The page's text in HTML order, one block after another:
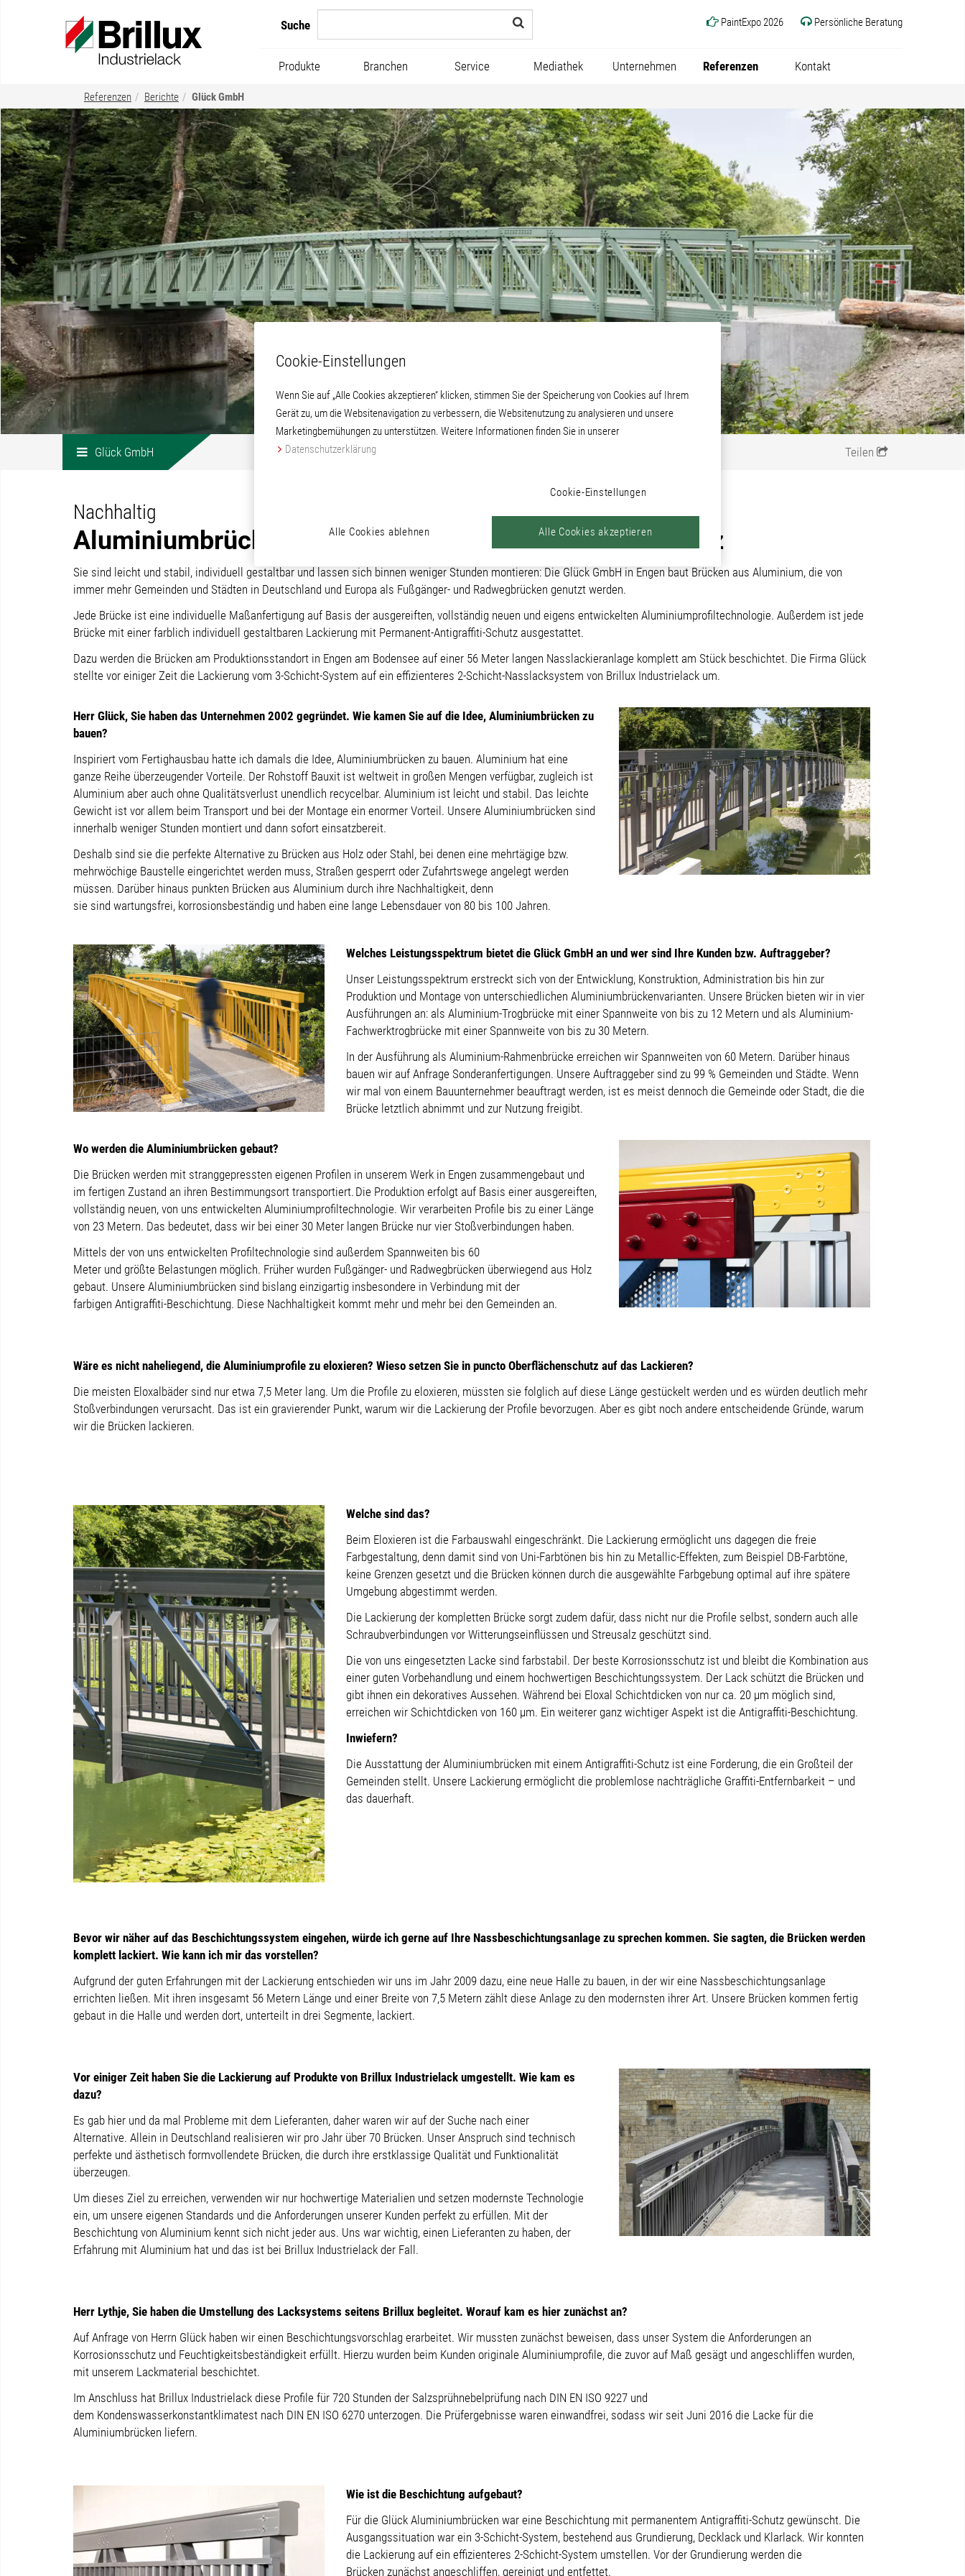
PaintExpo 2026 Persönliche Beratung
Suche
Produkte Branchen Service Mediathek Unternehmen Referenzen Kontakt
Referenzen Berichte Glück GmbH
Teilen
Glück GmbH
Nachhaltig
Aluminiumbrücken mit permanentem Antigraffiti-Schutz
Sie sind leicht und stabil, individuell gestaltbar und lassen sich binnen weniger Stunden montieren: Die Glück GmbH in Engen baut Brücken aus Aluminium, die von
immer mehr Gemeinden und Städten in Deutschland und Europa als Fußgänger- und Radwegbrücken genutzt werden.
Jede Brücke ist eine individuelle Maßanfertigung auf Basis der ausgereiften, vollständig neuen und eigens entwickelten Aluminiumprofiltechnologie. Außerdem ist jede
Brücke mit einer farblich individuell gestaltbaren Lackierung mit Permanent-Antigraffiti-Schutz ausgestattet.
Dazu werden die Brücken am Produktionsstandort in Engen am Bodensee auf einer 56 Meter langen Nasslackieranlage komplett am Stück beschichtet. Die Firma Glück
stellte vor einiger Zeit die Lackierung vom 3-Schicht-System auf ein effizienteres 2-Schicht-Nasslacksystem von Brillux Industrielack um.
Herr Glück, Sie haben das Unternehmen 2002 gegründet. Wie kamen Sie auf die Idee, Aluminiumbrücken zu
bauen?
Inspiriert vom Fertighausbau hatte ich damals die Idee, Aluminiumbrücken zu bauen. Aluminium hat eine
ganze Reihe überzeugender Vorteile. Der Rohstoff Bauxit ist weltweit in großen Mengen verfügbar, zugleich ist
Aluminium aber auch ohne Qualitätsverlust unendlich recycelbar. Aluminium ist leicht und stabil. Das leichte
Gewicht ist vor allem beim Transport und bei der Montage ein enormer Vorteil. Unsere Aluminiumbrücken sind
innerhalb weniger Stunden montiert und dann sofort einsatzbereit.
Deshalb sind sie die perfekte Alternative zu Brücken aus Holz oder Stahl, bei denen eine mehrtägige bzw.
mehrwöchige Baustelle eingerichtet werden muss, Straßen gesperrt oder Zufahrtswege angelegt werden
müssen. Darüber hinaus punkten Brücken aus Aluminium durch ihre Nachhaltigkeit, denn
sie sind wartungsfrei, korrosionsbeständig und haben eine lange Lebensdauer von 80 bis 100 Jahren.
Welches Leistungsspektrum bietet die Glück GmbH an und wer sind Ihre Kunden bzw. Auftraggeber?
Unser Leistungsspektrum erstreckt sich von der Entwicklung, Konstruktion, Administration bis hin zur
Produktion und Montage von unterschiedlichen Aluminiumbrückenvarianten. Unsere Brücken bieten wir in vier
Ausführungen an: als Aluminium-Trogbrücke mit einer Spannweite von bis zu 12 Metern und als Aluminium-
Fachwerktrogbrücke mit einer Spannweite von bis zu 30 Metern.
In der Ausführung als Aluminium-Rahmenbrücke erreichen wir Spannweiten von 60 Metern. Darüber hinaus
bauen wir auf Anfrage Sonderanfertigungen. Unsere Auftraggeber sind zu 99 % Gemeinden und Städte. Wenn
wir mal von einem Bauunternehmer beauftragt werden, ist es meist dennoch die Gemeinde oder Stadt, die die
Brücke letztlich abnimmt und zur Nutzung freigibt.
Wo werden die Aluminiumbrücken gebaut?
Die Brücken werden mit stranggepressten eigenen Profilen in unserem Werk in Engen zusammengebaut und
im fertigen Zustand an ihren Bestimmungsort transportiert. Die Produktion erfolgt auf Basis einer ausgereiften,
vollständig neuen, von uns entwickelten Aluminiumprofiltechnologie. Wir verarbeiten Profile bis zu einer Länge
von 23 Metern. Das bedeutet, dass wir bei einer 30 Meter langen Brücke nur vier Stoßverbindungen haben.
Mittels der von uns entwickelten Profiltechnologie sind außerdem Spannweiten bis 60
Meter und größte Belastungen möglich. Früher wurden Fußgänger- und Radwegbrücken überwiegend aus Holz
gebaut. Unsere Aluminiumbrücken sind bislang einzigartig insbesondere in Verbindung mit der
farbigen Antigraffiti-Beschichtung. Diese Nachhaltigkeit kommt mehr und mehr bei den Gemeinden an.
Wäre es nicht naheliegend, die Aluminiumprofile zu eloxieren? Wieso setzen Sie in puncto Oberflächenschutz auf das Lackieren?
Die meisten Eloxalbäder sind nur etwa 7,5 Meter lang. Um die Profile zu eloxieren, müssten sie folglich auf diese Länge gestückelt werden und es würden deutlich mehr
Stoßverbindungen verursacht. Das ist ein gravierender Punkt, warum wir die Lackierung der Profile bevorzugen. Aber es gibt noch andere entscheidende Gründe, warum
wir die Brücken lackieren.
Welche sind das?
Beim Eloxieren ist die Farbauswahl eingeschränkt. Die Lackierung ermöglicht uns dagegen die freie
Farbgestaltung, denn damit sind von Uni-Farbtönen bis hin zu Metallic-Effekten, zum Beispiel DB-Farbtöne,
keine Grenzen gesetzt und die Brücken können durch die ausgewählte Farbgebung optimal auf ihre spätere
Umgebung abgestimmt werden.
Die Lackierung der kompletten Brücke sorgt zudem dafür, dass nicht nur die Profile selbst, sondern auch alle
Schraubverbindungen vor Witterungseinflüssen und Streusalz geschützt sind.
Die von uns eingesetzten Lacke sind farbstabil. Der beste Korrosionsschutz ist und bleibt die Kombination aus
einer guten Vorbehandlung und einem hochwertigen Beschichtungssystem. Der Lack schützt die Brücken und
gibt ihnen ein dekoratives Aussehen. Während bei Eloxal Schichtdicken von nur ca. 20 μm möglich sind,
erreichen wir Schichtdicken von 160 μm. Ein weiterer ganz wichtiger Aspekt ist die Antigraffiti-Beschichtung.
Inwiefern?
Die Ausstattung der Aluminiumbrücken mit einem Antigraffiti-Schutz ist eine Forderung, die ein Großteil der
Gemeinden stellt. Unsere Lackierung ermöglicht die problemlose nachträgliche Graffiti-Entfernbarkeit – und
das dauerhaft.
Bevor wir näher auf das Beschichtungssystem eingehen, würde ich gerne auf Ihre Nassbeschichtungsanlage zu sprechen kommen. Sie sagten, die Brücken werden
komplett lackiert. Wie kann ich mir das vorstellen?
Aufgrund der guten Erfahrungen mit der Lackierung entschieden wir uns im Jahr 2009 dazu, eine neue Halle zu bauen, in der wir eine Nassbeschichtungsanlage
errichten ließen. Mit ihren insgesamt 56 Metern Länge und einer Breite von 7,5 Metern zählt diese Anlage zu den modernsten ihrer Art. Unsere Brücken kommen fertig
gebaut in die Halle und werden dort, unterteilt in drei Segmente, lackiert.
Vor einiger Zeit haben Sie die Lackierung auf Produkte von Brillux Industrielack umgestellt. Wie kam es
dazu?
Es gab hier und da mal Probleme mit dem Lieferanten, daher waren wir auf der Suche nach einer
Alternative. Allein in Deutschland realisieren wir pro Jahr über 70 Brücken. Unser Anspruch sind technisch
perfekte und ästhetisch formvollendete Brücken, die durch ihre erstklassige Qualität und Funktionalität
überzeugen.
Um dieses Ziel zu erreichen, verwenden wir nur hochwertige Materialien und setzen modernste Technologie
ein, um unsere eigenen Standards und die Anforderungen unserer Kunden perfekt zu erfüllen. Mit der
Beschichtung von Aluminium kennt sich nicht jeder aus. Uns war wichtig, einen Lieferanten zu haben, der
Erfahrung mit Aluminium hat und das ist bei Brillux Industrielack der Fall.
Herr Lythje, Sie haben die Umstellung des Lacksystems seitens Brillux begleitet. Worauf kam es hier zunächst an?
Auf Anfrage von Herrn Glück haben wir einen Beschichtungsvorschlag erarbeitet. Wir mussten zunächst beweisen, dass unser System die Anforderungen an
Korrosionsschutz und Feuchtigkeitsbeständigkeit erfüllt. Hierzu wurden beim Kunden originale Aluminiumprofile, die zuvor auf Maß gesägt und angeschliffen wurden,
mit unserem Lackmaterial beschichtet.
Im Anschluss hat Brillux Industrielack diese Profile für 720 Stunden der Salzsprühnebelprüfung nach DIN EN ISO 9227 und
dem Kondenswasserkonstantklimatest nach DIN EN ISO 6270 unterzogen. Die Prüfergebnisse waren einwandfrei, sodass wir seit Juni 2016 die Lacke für die
Aluminiumbrücken liefern.
Wie ist die Beschichtung aufgebaut?
Für die Glück Aluminiumbrücken war eine Beschichtung mit permanentem Antigraffiti-Schutz gewünscht. Die
Ausgangssituation war ein 3-Schicht-System, bestehend aus Grundierung, Decklack und Klarlack. Wir konnten
die Lackierung auf ein effizienteres 2-Schicht-System umstellen. Vor der Grundierung werden die
Brücken zunächst angeschliffen, gereinigt und entfettet.
Cookie-Einstellungen
Wenn Sie auf „Alle Cookies akzeptieren“ klicken, stimmen Sie der Speicherung von Cookies auf Ihrem
Gerät zu, um die Websitenavigation zu verbessern, die Websitenutzung zu analysieren und unsere
Marketingbemühungen zu unterstützen. Weitere Informationen finden Sie in unserer
Datenschutzerklärung
Cookie-Einstellungen
Alle Cookies ablehnen Alle Cookies akzeptieren